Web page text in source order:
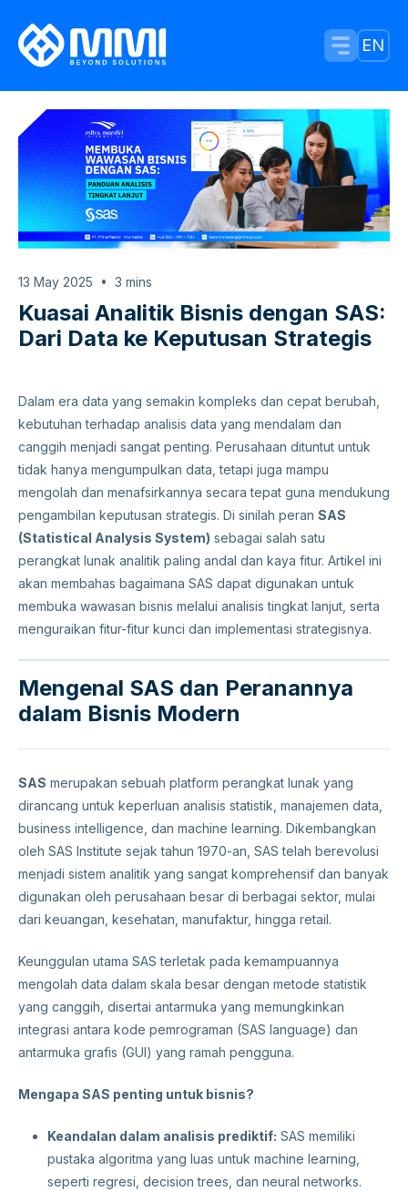
Menu
EN
13 May 2025 3 mins
Kuasai Analitik Bisnis dengan SAS:
Dari Data ke Keputusan Strategis
Dalam era data yang semakin kompleks dan cepat berubah,
kebutuhan terhadap analisis data yang mendalam dan
canggih menjadi sangat penting. Perusahaan dituntut untuk
tidak hanya mengumpulkan data, tetapi juga mampu
mengolah dan menafsirkannya secara tepat guna mendukung
pengambilan keputusan strategis. Di sinilah peran SAS
(Statistical Analysis System) sebagai salah satu
perangkat lunak analitik paling andal dan kaya fitur. Artikel ini
akan membahas bagaimana SAS dapat digunakan untuk
membuka wawasan bisnis melalui analisis tingkat lanjut, serta
menguraikan fitur-fitur kunci dan implementasi strategisnya.
Mengenal SAS dan Peranannya
dalam Bisnis Modern
SAS merupakan sebuah platform perangkat lunak yang
dirancang untuk keperluan analisis statistik, manajemen data,
business intelligence, dan machine learning. Dikembangkan
oleh SAS Institute sejak tahun 1970-an, SAS telah berevolusi
menjadi sistem analitik yang sangat komprehensif dan banyak
digunakan oleh perusahaan besar di berbagai sektor, mulai
dari keuangan, kesehatan, manufaktur, hingga retail.
Keunggulan utama SAS terletak pada kemampuannya
mengolah data dalam skala besar dengan metode statistik
yang canggih, disertai antarmuka yang memungkinkan
integrasi antara kode pemrograman (SAS language) dan
antarmuka grafis (GUI) yang ramah pengguna.
Mengapa SAS penting untuk bisnis?
Keandalan dalam analisis prediktif: SAS memiliki
pustaka algoritma yang luas untuk machine learning,
seperti regresi, decision trees, dan neural networks.